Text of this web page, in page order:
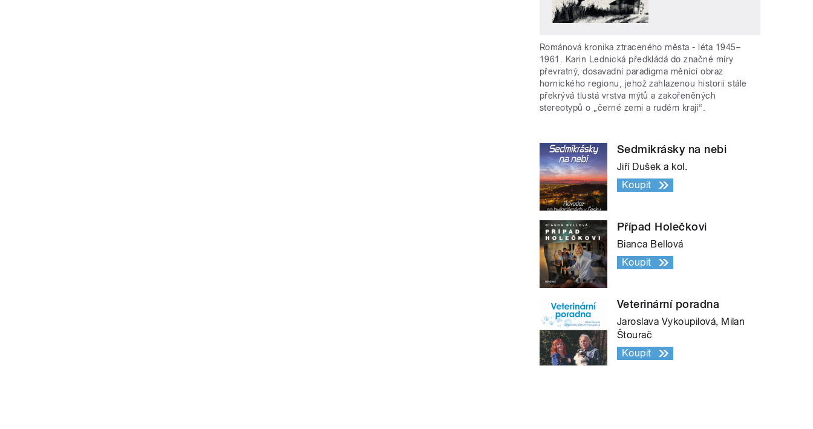
Románová kronika ztraceného města - léta 1945–
1961. Karin Lednická předkládá do značné míry
převratný, dosavadní paradigma měnící obraz
hornického regionu, jehož zahlazenou historii stále
překrývá tlustá vrstva mýtů a zakořeněných
stereotypů o „černé zemi a rudém kraji“.
Sedmikrásky na nebi
Jiří Dušek a kol.
Koupit
Případ Holečkovi
Bianca Bellová
Koupit
Veterinární poradna
Jaroslava Vykoupilová, Milan
Štourač
Koupit